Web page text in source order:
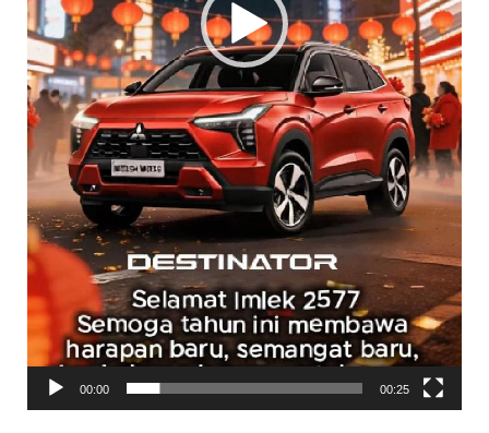
00:00 00:25